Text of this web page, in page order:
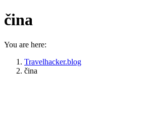
čina
You are here:
Travelhacker.blog
čina